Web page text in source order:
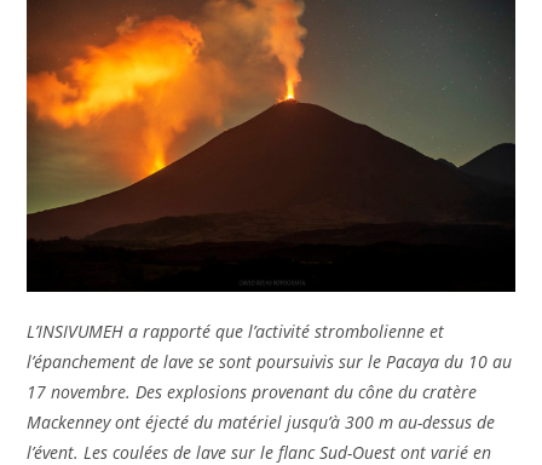
L’INSIVUMEH a rapporté que l’activité strombolienne et
l’épanchement de lave se sont poursuivis sur le Pacaya du 10 au
17 novembre. Des explosions provenant du cône du cratère
Mackenney ont éjecté du matériel jusqu’à 300 m au-dessus de
l’évent. Les coulées de lave sur le flanc Sud-Ouest ont varié en